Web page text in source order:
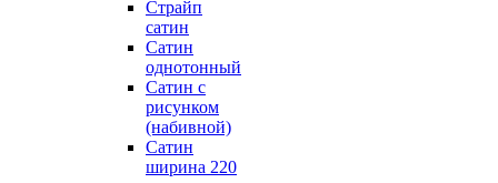
Страйп
сатин
Сатин
однотонный
Сатин с
рисунком
(набивной)
Сатин
ширина 220